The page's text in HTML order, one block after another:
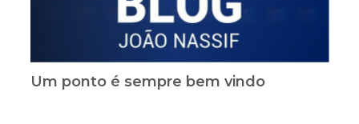
Um ponto é sempre bem vindo